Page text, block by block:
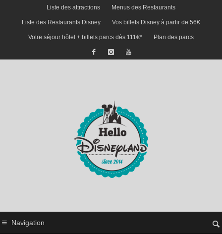
Liste des attractions Menus des Restaurants
Liste des Restaurants Disney Vos billets Disney à partir de 56€
Votre séjour hôtel + billets parcs dès 111€* Plan des parcs
Navigation